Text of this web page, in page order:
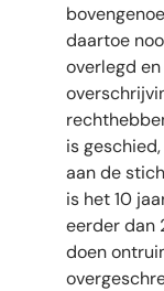
daartoe
overlegd
is
aan de
is het 10
eerder dan
doen